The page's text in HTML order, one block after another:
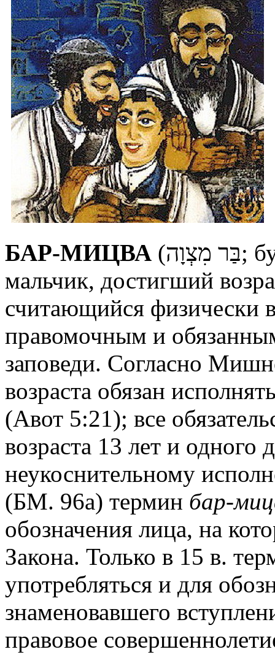
БАР-МИЦВА (בַּר מִצְוָה; буквально `сын заповеди`),
мальчик, достигший
считающийся физически
правомочным и
заповеди. Согласно
возраста обязан
(Авот 5:21); все
возраста 13 лет и одного
неукоснительному
(БМ. 96а) термин бар-
обозначения лица, на
Закона. Только в 15 в.
употребляться и для
знаменовавшего
правовое